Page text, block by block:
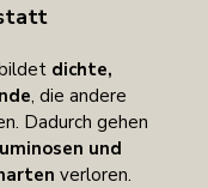
dichte,
, die andere
Dadurch gehen
und
verloren.